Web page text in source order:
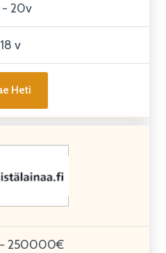
- 20v
18 v
Heti
250000€